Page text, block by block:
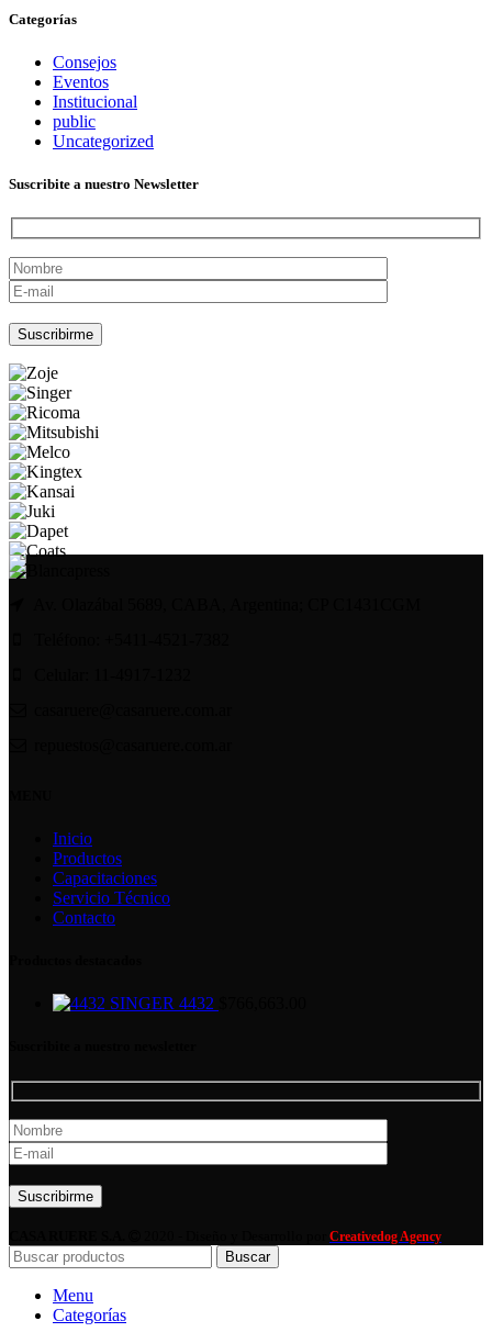
Categorías
Consejos
Eventos
Institucional
public
Uncategorized
Suscribite a nuestro Newsletter
Inicio
Productos
Capacitaciones
Servicio Técnico
Contacto
SINGER 4432
Creativedog Agency
Buscar
Menu
Categorías